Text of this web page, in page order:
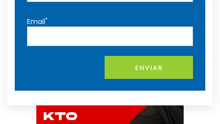
Email*
ENVIAR